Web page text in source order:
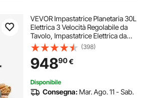
VEVOR Impastatrice Planetaria 30L
Elettrica 3 Velocità Regolabile da
Tavolo, Impastatrice Elettrica da
Cucina per Farina Uova Crema
Carne Ciotola 30L Velocità
Regolabile, Impastatrice Planetaria
1100W
(398)
94890€
Disponibile
Consegna: Mar. Ago. 11 - Sab.